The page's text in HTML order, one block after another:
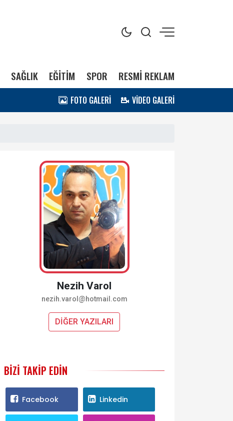
SAĞLIK EĞİTİM SPOR RESMİ REKLAM
FOTO GALERİ VİDEO GALERİ
Nezih Varol
nezih.varol@hotmail.com
DİĞER YAZILARI
BIZI TAKIP EDIN
Facebook Linkedin